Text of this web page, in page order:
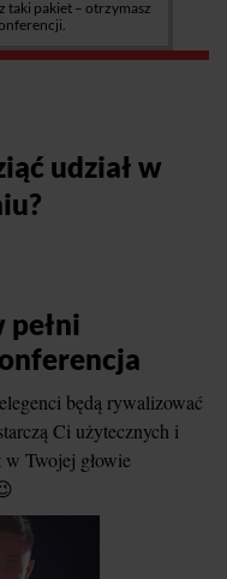
taki pakiet – otrzymasz
udział w
pełni
będą rywalizować
Ci użytecznych i
Twojej głowie